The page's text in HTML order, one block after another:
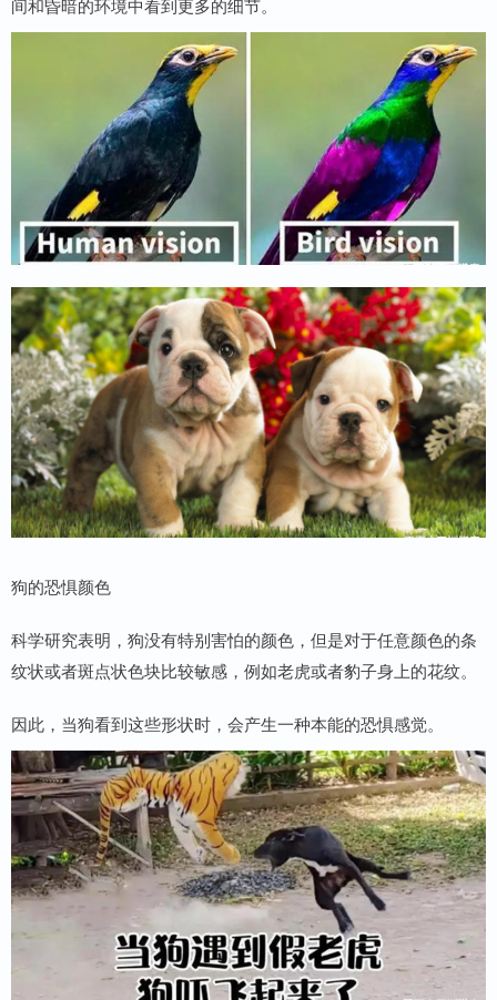
间和昏暗的环境中看到更多的细节。
狗的恐惧颜色
科学研究表明，狗没有特别害怕的颜色，但是对于任意颜色的条
纹状或者斑点状色块比较敏感，例如老虎或者豹子身上的花纹。
因此，当狗看到这些形状时，会产生一种本能的恐惧感觉。